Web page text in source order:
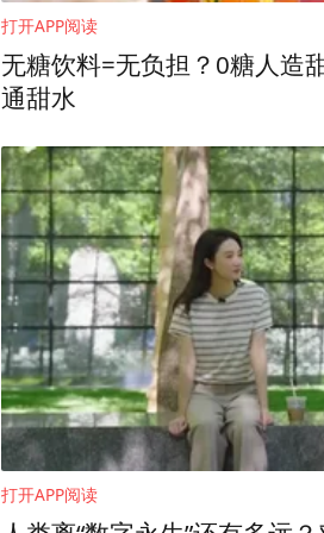
打开APP阅读
无糖饮料=无负担？0糖人造
通甜水
打开APP阅读